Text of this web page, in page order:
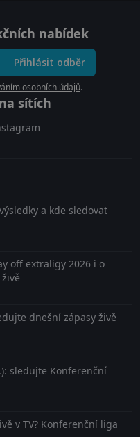
nabídek
Přihlásit odběr
osobních údajů.
sítích
a kde sledovat
off extraligy 2026 i o
dnešní zápasy živě
sledujte Konferenční
v TV? Konferenční liga